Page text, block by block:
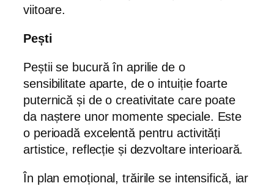
viitoare.
Pești
Peștii se bucură în aprilie de o
sensibilitate aparte, de o intuiție foarte
puternică și de o creativitate care poate
da naștere unor momente speciale. Este
o perioadă excelentă pentru activități
artistice, reflecție și dezvoltare interioară.
În plan emoțional, trăirile se intensifică, iar